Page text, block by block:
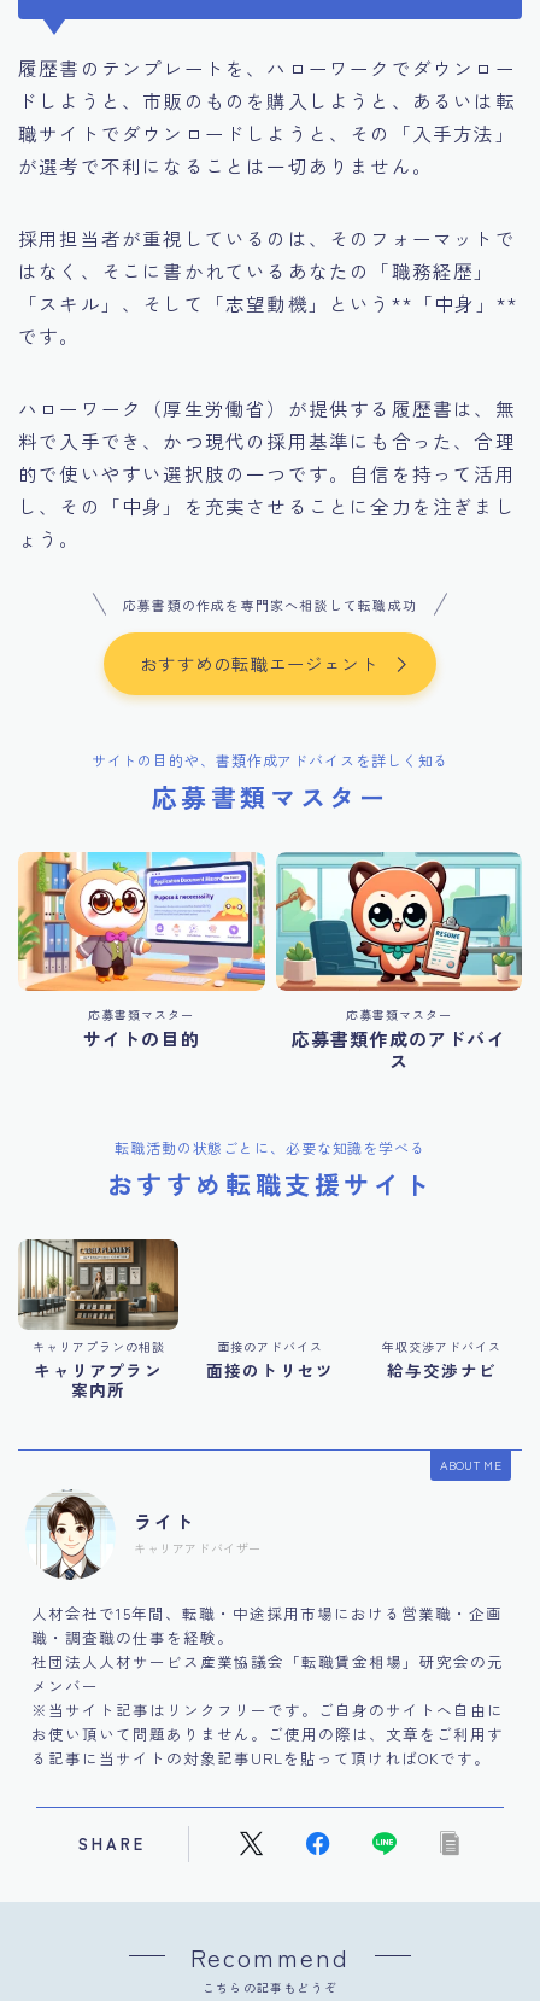
履歴書のテンプレートを、ハローワークでダウンロー
ドしようと、市販のものを購入しようと、あるいは転
職サイトでダウンロードしようと、その「入手方法」
が選考で不利になることは一切ありません。
採用担当者が重視しているのは、そのフォーマットで
はなく、そこに書かれているあなたの「職務経歴」
「スキル」、そして「志望動機」という**「中身」**
です。
ハローワーク（厚生労働省）が提供する履歴書は、無
料で入手でき、かつ現代の採用基準にも合った、合理
的で使いやすい選択肢の一つです。自信を持って活用
し、その「中身」を充実させることに全力を注ぎまし
ょう。
応募書類の作成を専門家へ相談して転職成功
おすすめの転職エージェント
サイトの目的や、書類作成アドバイスを詳しく知る
応募書類マスター
応募書類マスター
サイトの目的
応募書類マスター
応募書類作成のアドバイ
ス
転職活動の状態ごとに、必要な知識を学べる
おすすめ転職支援サイト
キャリアプランの相談
キャリアプラン
案内所
面接のアドバイス
面接のトリセツ
年収交渉アドバイス
給与交渉ナビ
ABOUT ME
ライト
キャリアアドバイザー
人材会社で15年間、転職・中途採用市場における営業職・企画
職・調査職の仕事を経験。
社団法人人材サービス産業協議会「転職賃金相場」研究会の元
メンバー
※当サイト記事はリンクフリーです。ご自身のサイトへ自由に
お使い頂いて問題ありません。ご使用の際は、文章をご利用す
る記事に当サイトの対象記事URLを貼って頂ければOKです。
SHARE
Recommend
こちらの記事もどうぞ